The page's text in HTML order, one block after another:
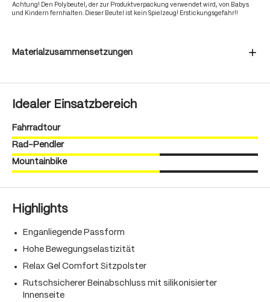
Achtung! Den Polybeutel, der zur Produktverpackung verwendet wird, von Babys
und Kindern fernhalten. Dieser Beutel ist kein Spielzeug! Erstickungsgefahr!!
Materialzusammensetzungen
Idealer Einsatzbereich
Fahrradtour
Rad-Pendler
Mountainbike
Highlights
Enganliegende Passform
Hohe Bewegungselastizität
Relax Gel Comfort Sitzpolster
Rutschsicherer Beinabschluss mit silikonisierter
Innenseite